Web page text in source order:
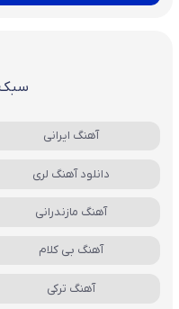
آهنگ ایرانی
دانلود آهنگ لری
آهنگ مازندرانی
آهنگ بی کلام
آهنگ ترکی